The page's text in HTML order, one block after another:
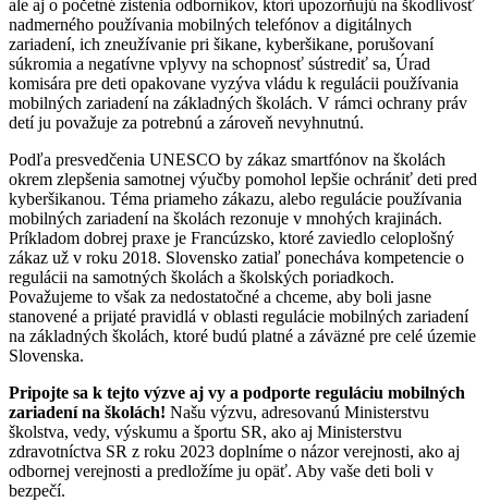
ale aj o početné zistenia odborníkov, ktorí upozorňujú na škodlivosť
nadmerného používania mobilných telefónov a digitálnych
zariadení, ich zneužívanie pri šikane, kyberšikane, porušovaní
súkromia a negatívne vplyvy na schopnosť sústrediť sa, Úrad
komisára pre deti opakovane vyzýva vládu k regulácii používania
mobilných zariadení na základných školách. V rámci ochrany práv
detí ju považuje za potrebnú a zároveň nevyhnutnú.
Podľa presvedčenia UNESCO by zákaz smartfónov na školách
okrem zlepšenia samotnej výučby pomohol lepšie ochrániť deti pred
kyberšikanou. Téma priameho zákazu, alebo regulácie používania
mobilných zariadení na školách rezonuje v mnohých krajinách.
Príkladom dobrej praxe je Francúzsko, ktoré zaviedlo celoplošný
zákaz už v roku 2018. Slovensko zatiaľ ponecháva kompetencie o
regulácii na samotných školách a školských poriadkoch.
Považujeme to však za nedostatočné a chceme, aby boli jasne
stanovené a prijaté pravidlá v oblasti regulácie mobilných zariadení
na základných školách, ktoré budú platné a záväzné pre celé územie
Slovenska.
Pripojte sa k tejto výzve aj vy a podporte reguláciu mobilných
zariadení na školách! Našu výzvu, adresovanú Ministerstvu
školstva, vedy, výskumu a športu SR, ako aj Ministerstvu
zdravotníctva SR z roku 2023 doplníme o názor verejnosti, ako aj
odbornej verejnosti a predložíme ju opäť. Aby vaše deti boli v
bezpečí.